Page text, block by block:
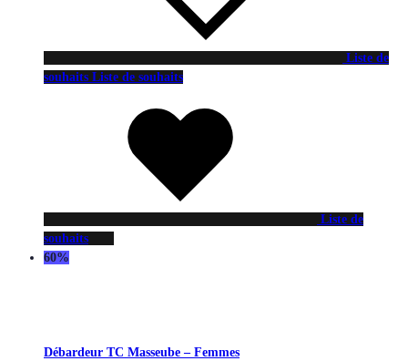
Liste de
souhaits Liste de souhaits
Liste de
souhaits
60%
Débardeur TC Masseube – Femmes